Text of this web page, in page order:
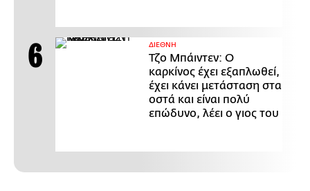
ΔΙΕΘΝΗ
Τζο Μπάιντεν: Ο
καρκίνος έχει εξαπλωθεί,
έχει κάνει μετάσταση στα
οστά και είναι πολύ
επώδυνο, λέει ο γιος του